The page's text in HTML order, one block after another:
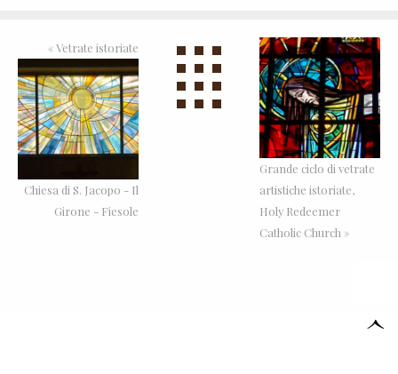
«Vetrate istoriate
Chiesa di S. Jacopo - Il
Girone - Fiesole
Grande ciclo di vetrate
artistiche istoriate,
Holy Redeemer
Catholic Church »